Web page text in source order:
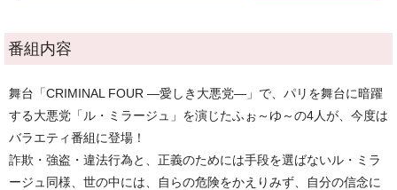
番組内容
舞台「CRIMINAL FOUR —愛しき大悪党—」で、パリを舞台に暗躍
する大悪党「ル・ミラージュ」を演じたふぉ～ゆ～の4人が、今度は
バラエティ番組に登場！
詐欺・強盗・違法行為と、正義のためには手段を選ばないル・ミラ
ージュ同様、世の中には、自らの危険をかえりみず、自分の信念に